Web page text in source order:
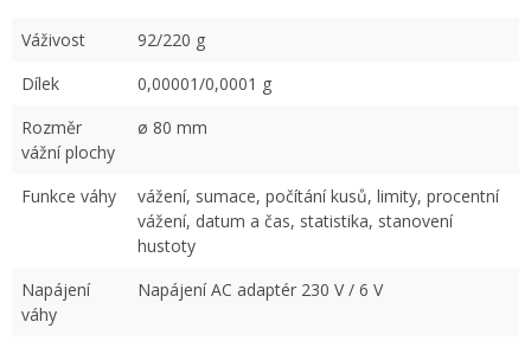
Váživost
92/220 g
Dílek
0,00001/0,0001 g
Rozměr
vážní plochy
ø 80 mm
Funkce váhy
vážení, sumace, počítání kusů, limity, procentní
vážení, datum a čas, statistika, stanovení
hustoty
Napájení
váhy
Napájení AC adaptér 230 V / 6 V